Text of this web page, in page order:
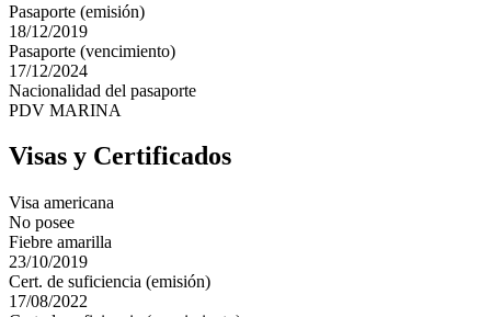
Pasaporte (emisión)
18/12/2019
Pasaporte (vencimiento)
17/12/2024
Nacionalidad del pasaporte
PDV MARINA
Visas y Certificados
Visa americana
No posee
Fiebre amarilla
23/10/2019
Cert. de suficiencia (emisión)
17/08/2022